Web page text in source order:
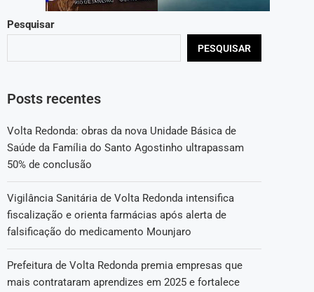
Pesquisar
PESQUISAR
Posts recentes
Volta Redonda: obras da nova Unidade Básica de
Saúde da Família do Santo Agostinho ultrapassam
50% de conclusão
Vigilância Sanitária de Volta Redonda intensifica
fiscalização e orienta farmácias após alerta de
falsificação do medicamento Mounjaro
Prefeitura de Volta Redonda premia empresas que
mais contrataram aprendizes em 2025 e fortalece